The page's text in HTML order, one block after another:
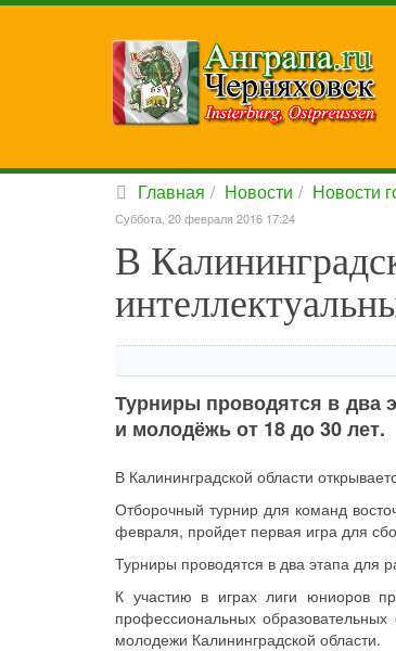
Главная Новости Новости
Суббота, 20 февраля 2016 17:24
В
Турниры проводятся в два
и молодёжь от 18 до 30 лет.
В Калининградской области
Отборочный турнир для команд
февраля, пройдет первая игра для
Турниры проводятся в два этапа для
К участию в играх лиги юниоров
профессиональных
молодежи Калининградской области.